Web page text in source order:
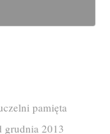
pamięta
grudnia 2013